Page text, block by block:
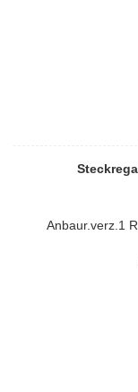
Anbaur.verz.1